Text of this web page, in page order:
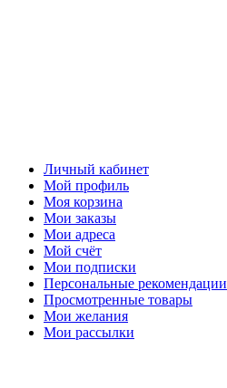
Личный кабинет
Мой профиль
Моя корзина
Мои заказы
Мои адреса
Мой счёт
Мои подписки
Персональные рекомендации
Просмотренные товары
Мои желания
Мои рассылки